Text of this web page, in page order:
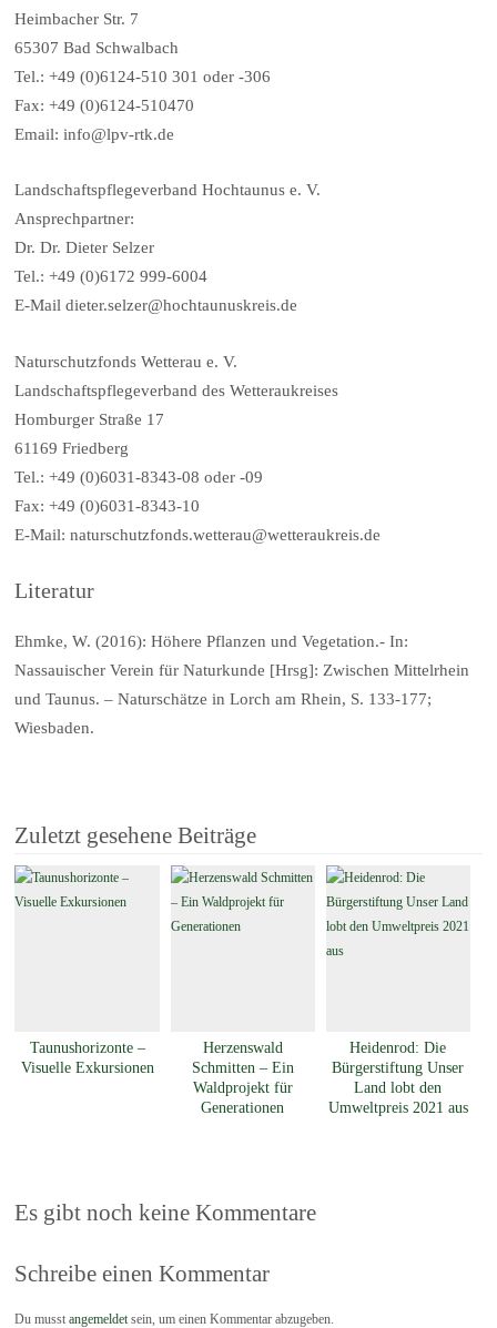
Heimbacher Str. 7
65307 Bad Schwalbach
Tel.: +49 (0)6124-510 301 oder -306
Fax: +49 (0)6124-510470
Email: info@lpv-rtk.de
Landschaftspflegeverband Hochtaunus e. V.
Ansprechpartner:
Dr. Dr. Dieter Selzer
Tel.: +49 (0)6172 999-6004
E-Mail dieter.selzer@hochtaunuskreis.de
Naturschutzfonds Wetterau e. V.
Landschaftspflegeverband des Wetteraukreises
Homburger Straße 17
61169 Friedberg
Tel.: +49 (0)6031-8343-08 oder -09
Fax: +49 (0)6031-8343-10
E-Mail: naturschutzfonds.wetterau@wetteraukreis.de
Literatur
Ehmke, W. (2016): Höhere Pflanzen und Vegetation.- In:
Nassauischer Verein für Naturkunde [Hrsg]: Zwischen Mittelrhein
und Taunus. – Naturschätze in Lorch am Rhein, S. 133-177;
Wiesbaden.
Zuletzt gesehene Beiträge
Taunushorizonte –
Visuelle Exkursionen
Herzenswald
Schmitten – Ein
Waldprojekt für
Generationen
Heidenrod: Die
Bürgerstiftung Unser
Land lobt den
Umweltpreis 2021 aus
Es gibt noch keine Kommentare
Schreibe einen Kommentar
Du musstangemeldetsein, um einen Kommentar abzugeben.